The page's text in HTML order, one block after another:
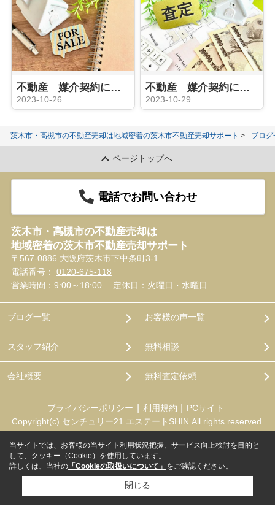
不動産 媒介契約に関して（専任媒介契約）
2023-10-26
不動産 媒介契約に関して（一般媒介契約）
2023-10-29
茨木市・高槻市の不動産売却は地域密着の茨木市不動産売却サポート ブログ
ページトップへ
電話でお問い合わせ
茨木市・高槻市の不動産売却は
地域密着の茨木市不動産売却サポート
〒567-0886 大阪府茨木市下中条町3-1
電話番号： 0120-675-118
営業時間：9:00～18:00
定休日：火曜日・水曜日
ブログ一覧
スタッフ紹介
会社概要
お客様の声一覧
無料相談
無料査定依頼
プライバシーポリシー 利用規約
PCサイト
Copyright(c) センチュリー21 エステートSHIN All rights reserved.
当サイトでは、お客様の当サイト利用状況把握、サービス向上検討を目的と
して、クッキー（Cookie）を使用しています。
詳しくは、当社の 「Cookieの取扱いについて」 をご確認ください。
閉じる